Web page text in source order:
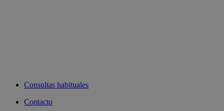
Consultas habituales
Contacto